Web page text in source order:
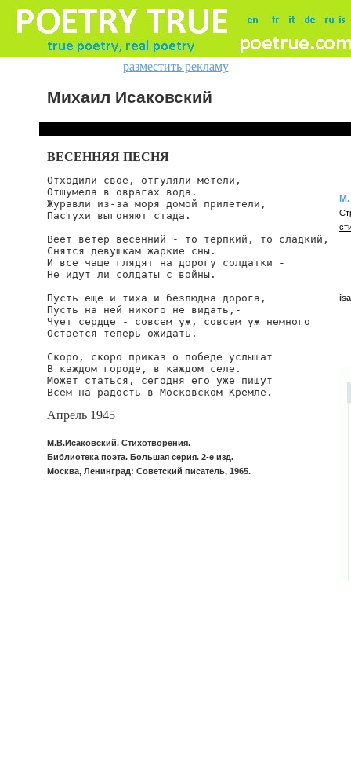
разместить рекламу
Михаил Исаковский
ВЕСЕННЯЯ ПЕСНЯ
Отходили свое, отгуляли метели,
Отшумела в оврагах вода.
Журавли из-за моря домой прилетели,
Пастухи выгоняют стада.
Веет ветер весенний - то терпкий, то сладкий,
Снятся девушкам жаркие сны.
И все чаще глядят на дорогу солдатки -
Не идут ли солдаты с войны.
Пусть еще и тиха и безлюдна дорога,
Пусть на ней никого не видать,-
Чует сердце - совсем уж, совсем уж немного
Остается теперь ожидать.
Скоро, скоро приказ о победе услышат
В каждом городе, в каждом селе.
Может статься, сегодня его уже пишут
Всем на радость в Московском Кремле.
Апрель 1945
М.В.Исаковский. Стихотворения.
Библиотека поэта. Большая серия. 2-е изд.
Москва, Ленинград: Советский писатель, 1965.
М.